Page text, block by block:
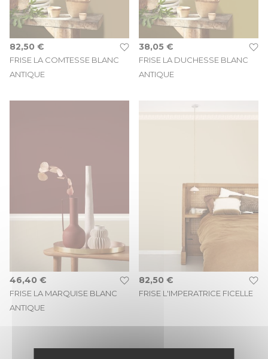
FRISE LA COMTESSE BLANC
ANTIQUE
82,50 €
FRISE LA DUCHESSE BLANC
ANTIQUE
38,05 €
FRISE LA MARQUISE BLANC
ANTIQUE
46,40 €
FRISE L'IMPERATRICE FICELLE
82,50 €